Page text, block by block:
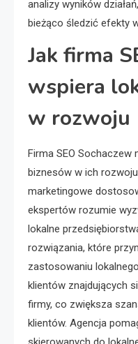
analizy wyników
bieżąco śledzić efekty
Jak firma
wspiera
w rozwoju
Firma SEO Sochaczew
biznesów w ich
marketingowe
ekspertów rozumie
lokalne
rozwiązania, które
zastosowaniu
klientów znajdujących
firmy, co zwiększa
klientów. Agencja